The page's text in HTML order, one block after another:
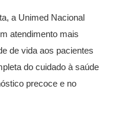
a Unimed Nacional
atendimento mais
de vida aos pacientes
do cuidado à saúde
precoce e no